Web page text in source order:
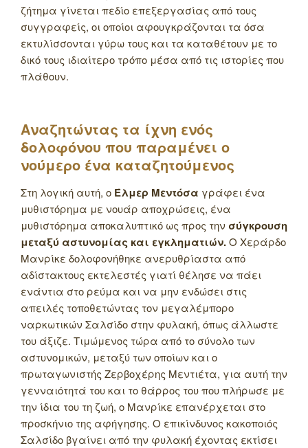
ζήτημα γίνεται πεδίο επεξεργασίας από τους
συγγραφείς, οι οποίοι αφουγκράζονται τα όσα
εκτυλίσσονται γύρω τους και τα καταθέτουν με το
δικό τους ιδιαίτερο τρόπο μέσα από τις ιστορίες που
πλάθουν.
Αναζητώντας τα ίχνη ενός
δολοφόνου που παραμένει ο
νούμερο ένα καταζητούμενος
Στη λογική αυτή, ο Έλμερ Μεντόσα γράφει ένα
μυθιστόρημα με νουάρ αποχρώσεις, ένα
μυθιστόρημα αποκαλυπτικό ως προς την σύγκρουση
μεταξύ αστυνομίας και εγκληματιών.Ο Χεράρδο
Μανρίκε δολοφονήθηκε ανερυθρίαστα από
αδίστακτους εκτελεστές γιατί θέλησε να πάει
ενάντια στο ρεύμα και να μην ενδώσει στις
απειλές τοποθετώντας τον μεγαλέμπορο
ναρκωτικών Σαλσίδο στην φυλακή, όπως άλλωστε
του άξιζε. Τιμώμενος τώρα από το σύνολο των
αστυνομικών, μεταξύ των οποίων και ο
πρωταγωνιστής Ζερβοχέρης Μεντιέτα, για αυτή την
γενναιότητά του και το θάρρος του που πλήρωσε με
την ίδια του τη ζωή, ο Μανρίκε επανέρχεται στο
προσκήνιο της αφήγησης. Ο επικίνδυνος κακοποιός
Σαλσίδο βγαίνει από την φυλακή έχοντας εκτίσει